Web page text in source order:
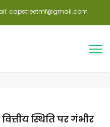
capstreetmf@gmail.com
स्थिति पर गंभीर